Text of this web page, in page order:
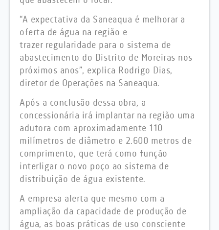
“A expectativa da Saneaqua é melhorar a
oferta de água na região e
trazer regularidade para o sistema de
abastecimento do Distrito de Moreiras nos
próximos anos”, explica Rodrigo Dias,
diretor de Operações na Saneaqua.
Após a conclusão dessa obra, a
concessionária irá implantar na região uma
adutora com aproximadamente 110
milímetros de diâmetro e 2.600 metros de
comprimento, que terá como função
interligar o novo poço ao sistema de
distribuição de água existente.
A empresa alerta que mesmo com a
ampliação da capacidade de produção de
água, as boas práticas de uso consciente